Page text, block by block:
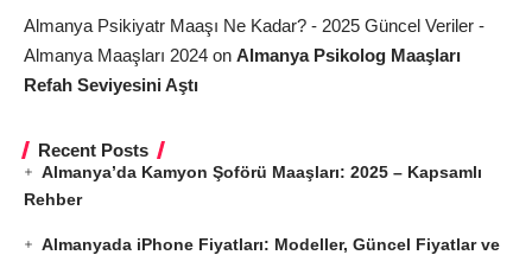
Almanya Psikiyatr Maaşı Ne Kadar? - 2025 Güncel Veriler -
Almanya Maaşları 2024 on Almanya Psikolog Maaşları
Refah Seviyesini Aştı
Recent Posts
Almanya’da Kamyon Şoförü Maaşları: 2025 – Kapsamlı
Rehber
Almanyada iPhone Fiyatları: Modeller, Güncel Fiyatlar ve